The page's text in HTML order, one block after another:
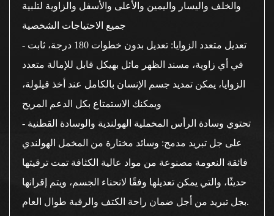
والخلف واليسار واليمين والأعلى والأسفل والزاوية لتلبية
جميع الاحتياجات الشخصية
- تعديل متعدد الزوايا: تعديل بدون خطوات 180 درجة، ثابت
في أي زاوية، مسند الظهر مائل بهيكل قابل للإمالة متعدد
الزوايا، يمكن تمديد جسم الإنسان بالكامل عند أخذ قيلولة،
ويمكنك الاستمتاع بكل الدعم المريح
- تحتوي وسادة الرأس المخملية الهولندية والوسادة القطنية
على جل تبريد مدمج: وسائد مختارة من المخمل الهولندي
فائقة النعومة مصنوعة من مواد عالية الكثافة تمت ترقيتها
حديثًا، والتي يمكن تعديلها وفقًا لانحناء الجسم، ويتم إقرانها
بجل تبريد من أجل ضمان راحة الكتف والرقبة طوال العام.